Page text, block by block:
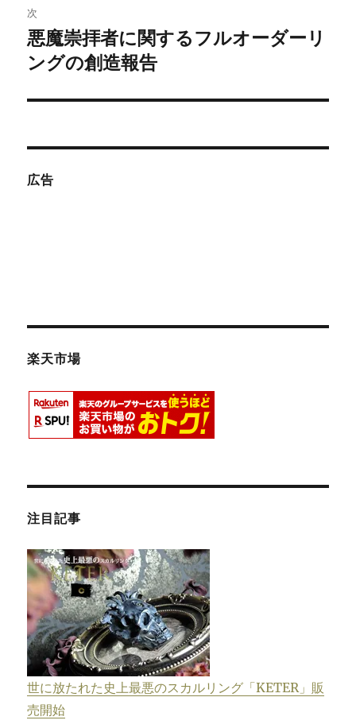
ゲ
ー
ン
次
次
の
稿:
悪魔崇拝者に関するフルオーダーリ
ングの創造報告
広告
楽天市場
注目記事
世に放たれた史上最悪のスカルリング「KETER」販
売開始